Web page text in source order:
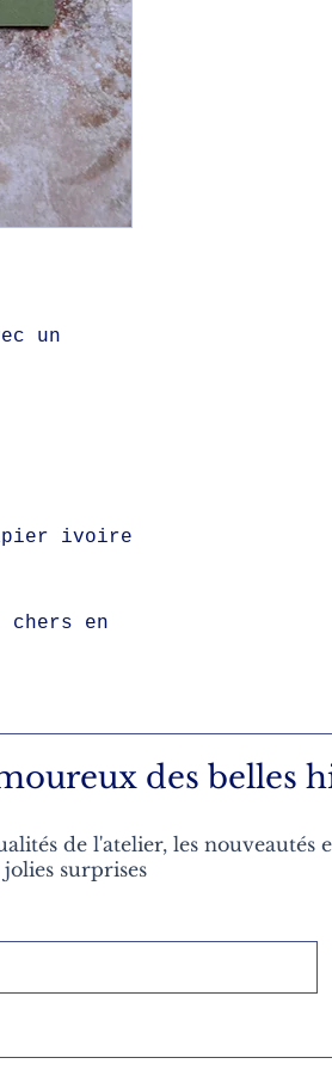
un
ivoire
en
des belles
de l'atelier, les nouveautés
jolies surprises